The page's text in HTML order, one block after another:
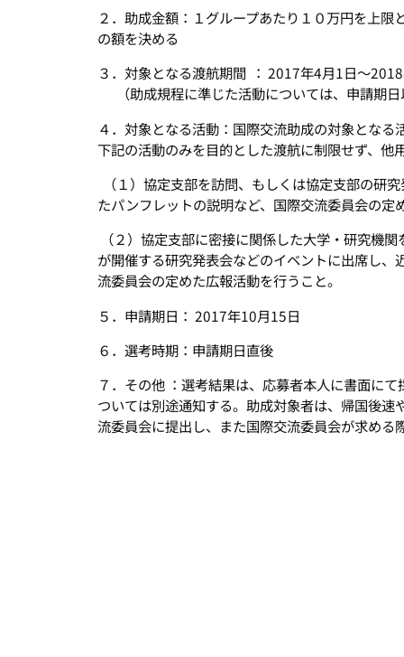
２．助成金額：１グループあたり１０万円を上
の額を決める
３．対象となる渡航期間 ： 2017年4月1日〜
（助成規程に準じた活動については、申請期日
４．対象となる活動：国際交流助成の対象とな
下記の活動のみを目的とした渡航に制限せず、
（１）協定支部を訪問、もしくは協定支部の研
たパンフレットの説明など、国際交流委員会の定
（２）協定支部に密接に関係した大学・研究機
が開催する研究発表会などのイベントに出席し
流委員会の定めた広報活動を行うこと。
５．申請期日： 2017年10月15日
６．選考時期：申請期日直後
７．その他 ：選考結果は、応募者本人に書面に
ついては別途通知する。助成対象者は、帰国後
流委員会に提出し、また国際交流委員会が求める